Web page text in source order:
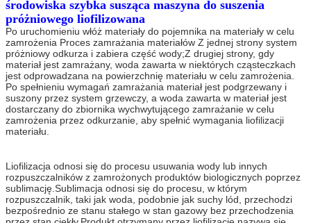
środowiska szybka susząca maszyna do suszenia
próżniowego liofilizowana
Po uruchomieniu włóż materiały do ​​pojemnika na materiały w celu
zamrożenia Proces zamrażania materiałów Z jednej strony system
próżniowy odkurza i zabiera część wody;Z drugiej strony, gdy
materiał jest zamrażany, woda zawarta w niektórych cząsteczkach
jest odprowadzana na powierzchnię materiału w celu zamrożenia.
Po spełnieniu wymagań zamrażania materiał jest podgrzewany i
suszony przez system grzewczy, a woda zawarta w materiał jest
dostarczany do zbiornika wychwytującego zamrażanie w celu
zamrożenia przez odkurzanie, aby spełnić wymagania liofilizacji
materiału.
Liofilizacja odnosi się do procesu usuwania wody lub innych
rozpuszczalników z zamrożonych produktów biologicznych poprzez
sublimację.Sublimacja odnosi się do procesu, w którym
rozpuszczalnik, taki jak woda, podobnie jak suchy lód, przechodzi
bezpośrednio ze stanu stałego w stan gazowy bez przechodzenia